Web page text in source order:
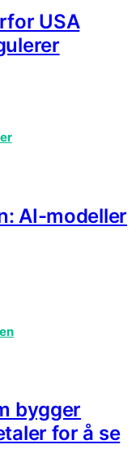
USA
AI-modeller
bygger
for å se